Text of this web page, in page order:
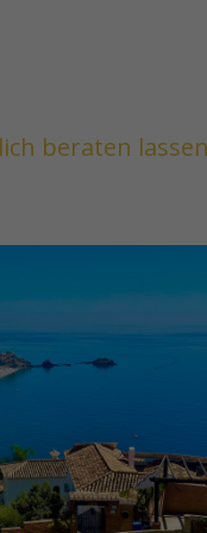
beraten